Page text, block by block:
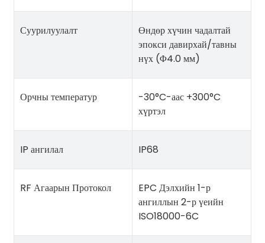
Суурилуулалт
Өндөр хүчин чадалтай
эпокси давирхай/тавны
нүх (Φ4.0 мм)
Орчны температур
-30°C-аас +300°C
хүртэл
IP ангилал IP68
RF Агаарын Протокол
EPC Дэлхийн 1-р
ангиллын 2-р үеийн
ISO18000-6C